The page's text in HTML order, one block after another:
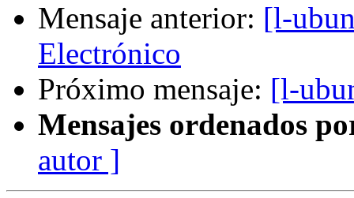
Mensaje anterior: [l-
Electrónico
Próximo mensaje: [l-
Mensajes ordenados
autor ]